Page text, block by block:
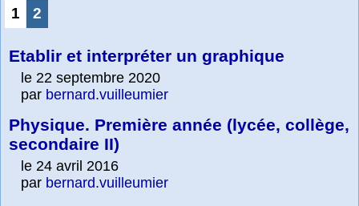
1 2
Etablir et interpréter un graphique
le 22 septembre 2020
par bernard.vuilleumier
Physique. Première année (lycée, collège,
secondaire II)
le 24 avril 2016
par bernard.vuilleumier